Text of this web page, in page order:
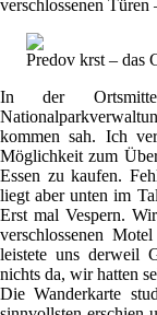
verschlossenen
Predov krst – das
In der
kommen sah. Ich
Möglichkeit zum
Essen zu kaufen.
liegt aber unten im
Erst mal Vespern.
verschlossenen
leistete uns derweil
nichts da, wir hatten
Die Wanderkarte